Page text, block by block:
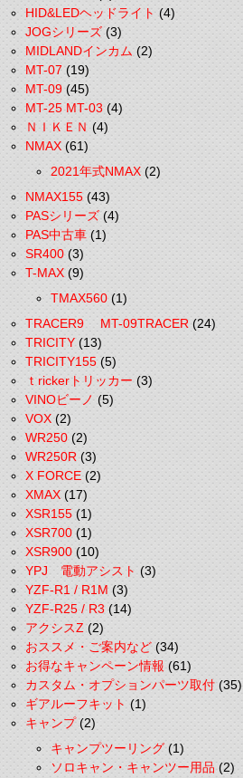
HID&LEDヘッドライト(4)
JOGシリーズ(3)
MIDLANDインカム(2)
MT-07(19)
MT-09(45)
MT-25 MT-03(4)
ＮＩＫＥＮ(4)
NMAX(61)
2021年式NMAX(2)
NMAX155(43)
PASシリーズ(4)
PAS中古車(1)
SR400(3)
T-MAX(9)
TMAX560(1)
TRACER9 MT-09TRACER(24)
TRICITY(13)
TRICITY155(5)
ｔrickerトリッカー(3)
VINOビーノ(5)
VOX(2)
WR250(2)
WR250R(3)
X FORCE(2)
XMAX(17)
XSR155(1)
XSR700(1)
XSR900(10)
YPJ 電動アシスト(3)
YZF-R1 / R1M(3)
YZF-R25 / R3(14)
アクシスZ(2)
おススメ・ご案内など(34)
お得なキャンペーン情報(61)
カスタム・オプションパーツ取付(35)
ギアルーフキット(1)
キャンプ(2)
キャンプツーリング(1)
ソロキャン・キャンツー用品(2)